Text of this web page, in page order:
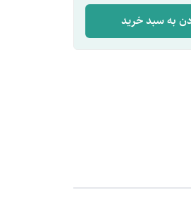
به سبد خرید